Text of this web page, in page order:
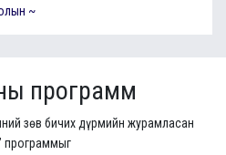
~
программ
зөв бичих дүрмийн журамласан
программыг